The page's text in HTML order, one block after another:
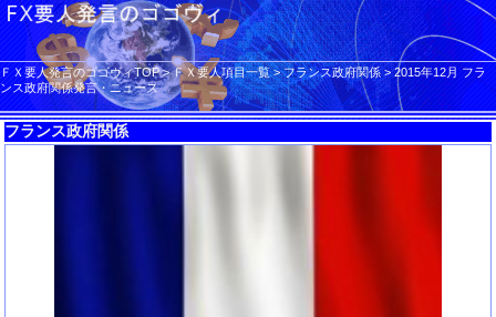
ＦＸ要人発言のゴゴヴィTOP>ＦＸ要人項目一覧>フランス政府関係>2015年12月 フラ
ンス政府関係発言・ニュース
フランス政府関係